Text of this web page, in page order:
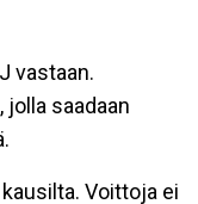
vastaan.
saadaan
Voittoja ei